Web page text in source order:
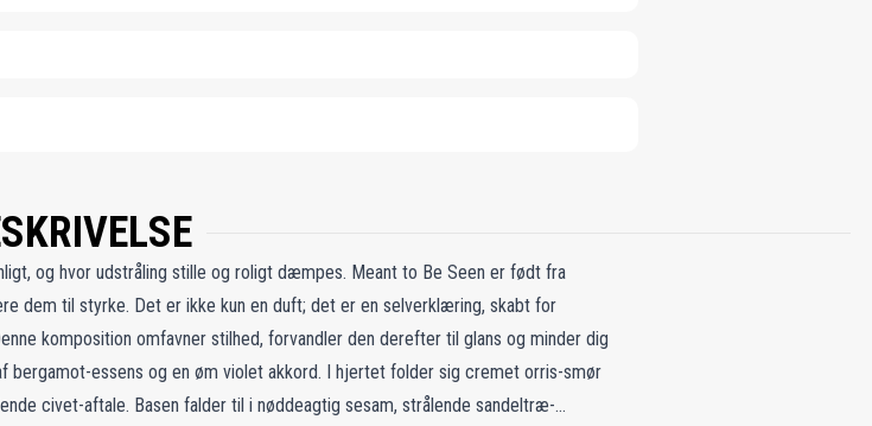
og hvor udstråling stille og roligt dæmpes. Meant to Be Seen er født fra
dem til styrke. Det er ikke kun en duft; det er en selverklæring, skabt for
komposition omfavner stilhed, forvandler den derefter til glans og minder dig
bergamot-essens og en øm violet akkord. I hjertet folder sig cremet orris-smør
civet-aftale. Basen falder til i nøddeagtig sesam, strålende sandeltræ-